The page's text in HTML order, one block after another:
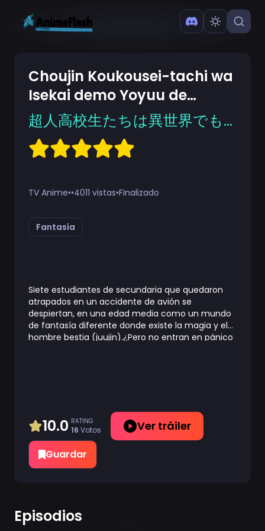
Choujin Koukousei-tachi wa
Isekai demo Yoyuu de
Ikinuku you desu!
超人高校生たちは異世界でも余裕で生き抜くようです！
TV Anime••4011 vistas•Finalizado
Fantasía
Siete estudiantes de secundaria que quedaron
atrapados en un accidente de avión se
despiertan, en una edad media como un mundo
de fantasía diferente donde existe la magia y el
hombre bestia (juujin).¿Pero no entran en pánico
de ellos es un estudiante normal de secundaria,
¡cada uno de ellos son estudiantes de secundaria
súper humanos que se encuentran en la cima de
la política, la economía, la ciencia y la
medicina!Esta es la historia de un equipo de
diferente con sobre-tecnología.
10.0 RATING
16 Votos Ver tráiler
Guardar
Episodios